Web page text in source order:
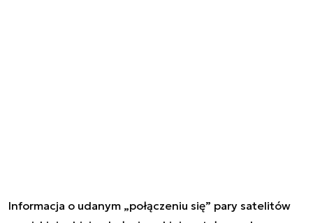
Informacja o udanym „połączeniu się” pary satelitów